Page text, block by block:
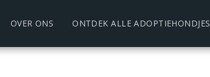
OVER ONS ONTDEK ALLE ADOPTIEHONDJES